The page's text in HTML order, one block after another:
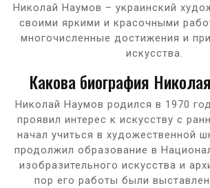
Николай Наумов – украинский
своими яркими и красочными
многочисленные достижения и
искусства.
Какова биография
Николай Наумов родился в 1970
проявил интерес к искусству с
начал учиться в художественной
продолжил образование в
изобразительного искусства и
пор его работы были